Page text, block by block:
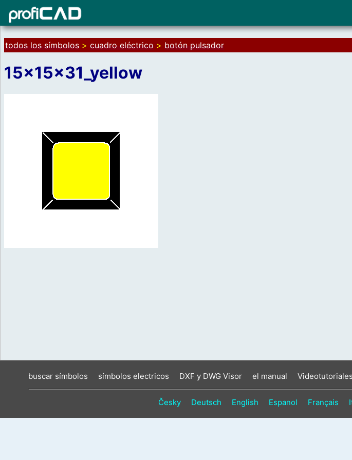
todos los símbolos > cuadro eléctrico > botón pulsador
15x15x31_yellow
buscar símbolos símbolos electricos DXF y DWG Visor el manual Videotutoriales
Česky Deutsch English Espanol Français